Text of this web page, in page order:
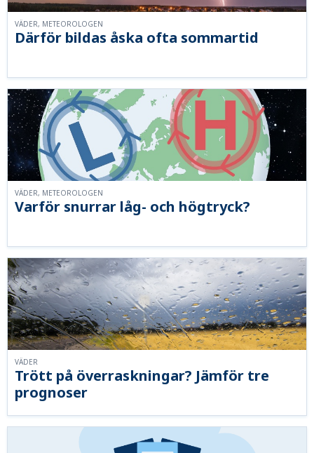
Därför bildas åska ofta sommartid
VÄDER, METEOROLOGEN
Varför snurrar låg- och högtryck?
VÄDER, METEOROLOGEN
Trött på överraskningar? Jämför tre
prognoser
VÄDER